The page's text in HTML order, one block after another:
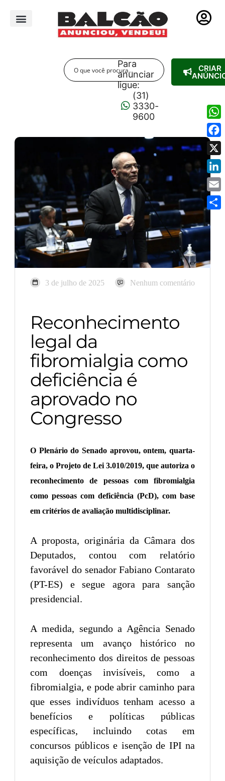
Para
anunciar
ligue:
(31)
3330-
9600
CRIAR
3 de julho de 2025 Nenhum comentário
Reconhecimento
legal da
fibromialgia como
deficiência é
aprovado no
Congresso
O Plenário do Senado aprovou, ontem, quarta-
feira, o Projeto de Lei 3.010/2019, que autoriza o
reconhecimento de pessoas com fibromialgia
como pessoas com deficiência (PcD), com base
em critérios de avaliação multidisciplinar.
A proposta, originária da Câmara dos
Deputados, contou com relatório
favorável do senador Fabiano Contarato
(PT-ES) e segue agora para sanção
presidencial.
A medida, segundo a Agência Senado
representa um avanço histórico no
reconhecimento dos direitos de pessoas
com doenças invisíveis, como a
fibromialgia, e pode abrir caminho para
que esses indivíduos tenham acesso a
benefícios e políticas públicas
específicas, incluindo cotas em
concursos públicos e isenção de IPI na
aquisição de veículos adaptados.
X